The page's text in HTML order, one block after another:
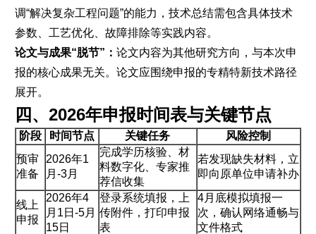
调“解决复杂工程问题”的能力，技术总结需包含具体技术
参数、工艺优化、故障排除等实践内容。
论文与成果“脱节”： 论文内容为其他研究方向，与本次申
报的核心成果无关。论文应围绕申报的专精特新技术路径
展开。
四、2026年申报时间表与关键节点
阶段 时间节点 关键任务
风险控制
预审
准备
2026年1
月-3月
完成学历核验、材
料数字化、专家推
荐信收集
若发现缺失材料，立
即向原单位申请补办
线上
申报
2026年4
月1日-5月
15日
登录系统填报，上
传附件，打印申报
表
4月底模拟填报一
次，确认网络通畅与
文件格式